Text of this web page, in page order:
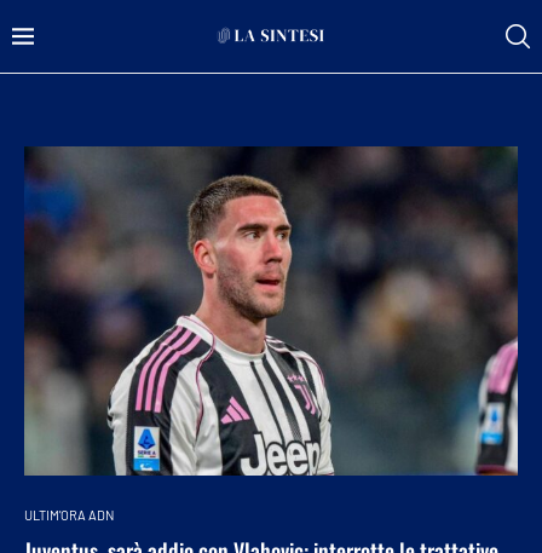
ULTIM'ORA ADN